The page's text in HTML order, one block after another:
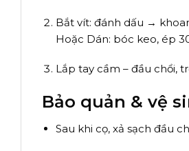
Bắt vít: đánh dấu →
Hoặc Dán: bóc keo, ép
Lắp tay cầm – đầu chổi,
Bảo quản & vệ
Sau khi cọ, xả sạch đầu